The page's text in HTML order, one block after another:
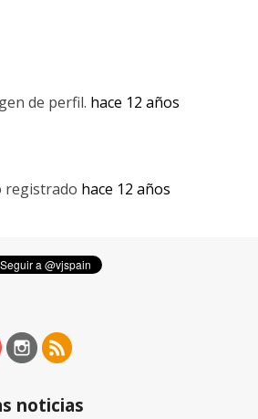
de perfil. hace 12 años
registrado hace 12 años
noticias